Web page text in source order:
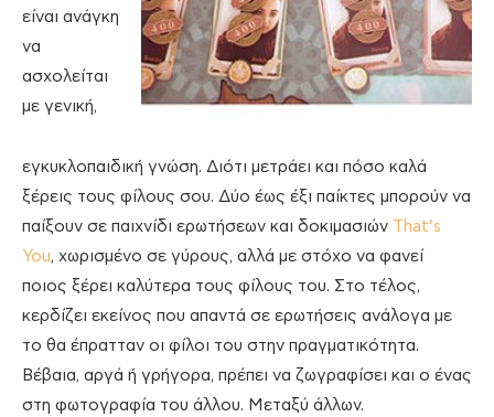
είναι ανάγκη
να
ασχολείται
με γενική,
εγκυκλοπαιδική γνώση. Διότι μετράει και πόσο καλά
ξέρεις τους φίλους σου. Δύο έως έξι παίκτες μπορούν να
παίξουν σε παιχνίδι ερωτήσεων και δοκιμασιών That’s
You, χωρισμένο σε γύρους, αλλά με στόχο να φανεί
ποιος ξέρει καλύτερα τους φίλους του. Στο τέλος,
κερδίζει εκείνος που απαντά σε ερωτήσεις ανάλογα με
το θα έπρατταν οι φίλοι του στην πραγματικότητα.
Βέβαια, αργά ή γρήγορα, πρέπει να ζωγραφίσει και ο ένας
στη φωτογραφία του άλλου. Μεταξύ άλλων.